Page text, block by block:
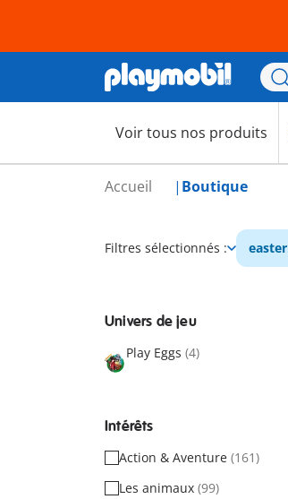
Voir tous nos produits
Accueil Boutique
Filtres sélectionnés : easter
Univers de jeu
Play Eggs (4)
Intérêts
Action & Aventure (161)
Les animaux (99)